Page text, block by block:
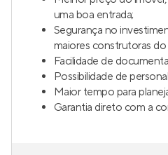
uma boa entrada;
Segurança no
maiores construtoras do
Facilidade de
Possibilidade de
Maior tempo para
Garantia direto com a